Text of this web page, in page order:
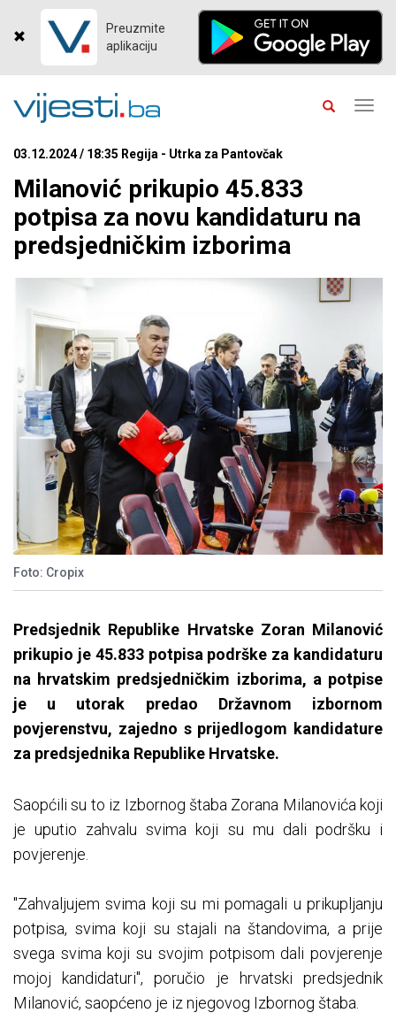
Preuzmite
aplikaciju
03.12.2024 / 18:35 Regija - Utrka za Pantovčak
Milanović prikupio 45.833
potpisa za novu kandidaturu na
predsjedničkim izborima
Foto: Cropix
Predsjednik Republike Hrvatske Zoran Milanović
prikupio je 45.833 potpisa podrške za kandidaturu
na hrvatskim predsjedničkim izborima, a potpise
je u utorak predao Državnom izbornom
povjerenstvu, zajedno s prijedlogom kandidature
za predsjednika Republike Hrvatske.
Saopćili su to iz Izbornog štaba Zorana Milanovića koji
je uputio zahvalu svima koji su mu dali podršku i
povjerenje.
"Zahvaljujem svima koji su mi pomagali u prikupljanju
potpisa, svima koji su stajali na štandovima, a prije
svega svima koji su svojim potpisom dali povjerenje
mojoj kandidaturi", poručio je hrvatski predsjednik
Milanović, saopćeno je iz njegovog Izbornog štaba.